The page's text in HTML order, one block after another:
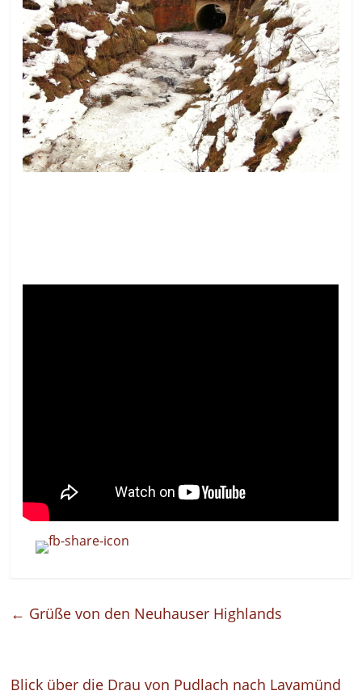
← Grüße von den Neuhauser Highlands
Blick über die Drau von Pudlach nach Lavamünd